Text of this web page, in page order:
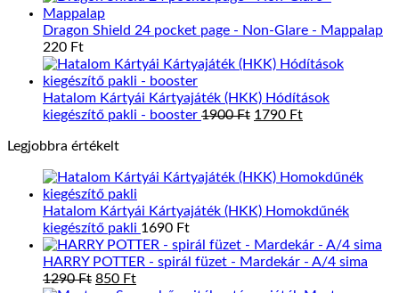
Dragon Shield 24 pocket page - Non-Glare - Mappalap
220 Ft
Hatalom Kártyái Kártyajáték (HKK) Hódítások
kiegészítő pakli - booster 1900Ft Original
1790 FtCurrent
Legjobbra értékelt
Hatalom Kártyái Kártyajáték (HKK) Homokdűnék
kiegészítő pakli 1690 Ft
HARRY POTTER - spirál füzet - Mardekár - A/4 sima
1290Ft Original
850 FtCurrent